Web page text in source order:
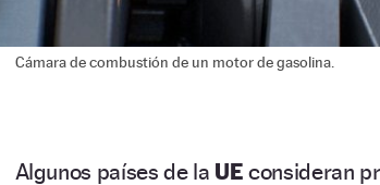
Cámara de combustión de un motor de gasolina.
Algunos países de la UEconsideran